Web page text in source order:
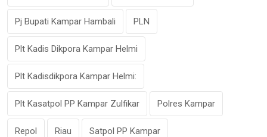
Pj Bupati Kampar Hambali PLN
Plt Kadis Dikpora Kampar Helmi
Plt Kadisdikpora Kampar Helmi:
Plt Kasatpol PP Kampar Zulfikar Polres Kampar
Repol Riau Satpol PP Kampar